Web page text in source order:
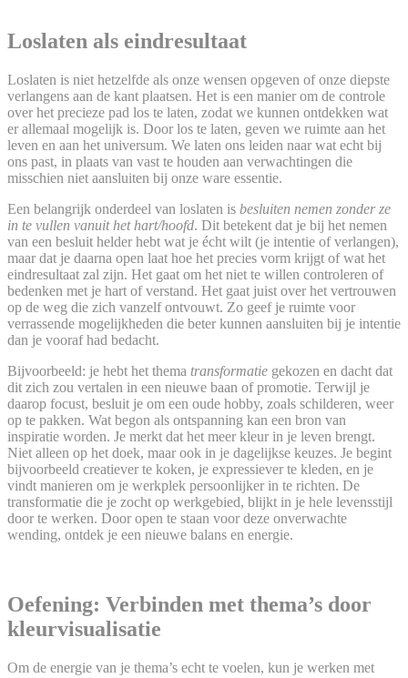
Loslaten als eindresultaat
Loslaten is niet hetzelfde als onze wensen opgeven of onze diepste
verlangens aan de kant plaatsen. Het is een manier om de controle
over het precieze pad los te laten, zodat we kunnen ontdekken wat
er allemaal mogelijk is. Door los te laten, geven we ruimte aan het
leven en aan het universum. We laten ons leiden naar wat echt bij
ons past, in plaats van vast te houden aan verwachtingen die
misschien niet aansluiten bij onze ware essentie.
Een belangrijk onderdeel van loslaten is besluiten nemen zonder ze
in te vullen vanuit het hart/hoofd. Dit betekent dat je bij het nemen
van een besluit helder hebt wat je écht wilt (je intentie of verlangen),
maar dat je daarna open laat hoe het precies vorm krijgt of wat het
eindresultaat zal zijn. Het gaat om het niet te willen controleren of
bedenken met je hart of verstand. Het gaat juist over het vertrouwen
op de weg die zich vanzelf ontvouwt. Zo geef je ruimte voor
verrassende mogelijkheden die beter kunnen aansluiten bij je intentie
dan je vooraf had bedacht.
Bijvoorbeeld: je hebt het thema transformatie gekozen en dacht dat
dit zich zou vertalen in een nieuwe baan of promotie. Terwijl je
daarop focust, besluit je om een oude hobby, zoals schilderen, weer
op te pakken. Wat begon als ontspanning kan een bron van
inspiratie worden. Je merkt dat het meer kleur in je leven brengt.
Niet alleen op het doek, maar ook in je dagelijkse keuzes. Je begint
bijvoorbeeld creatiever te koken, je expressiever te kleden, en je
vindt manieren om je werkplek persoonlijker in te richten. De
transformatie die je zocht op werkgebied, blijkt in je hele levensstijl
door te werken. Door open te staan voor deze onverwachte
wending, ontdek je een nieuwe balans en energie.
Oefening: Verbinden met thema’s door
kleurvisualisatie
Om de energie van je thema’s echt te voelen, kun je werken met